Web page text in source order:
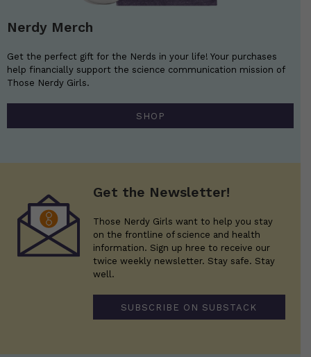
Nerdy Merch
Get the perfect gift for the Nerds in your life! Your purchases
help financially support the science communication mission of
Those Nerdy Girls.
SHOP
Get the Newsletter!
Those Nerdy Girls want to help you stay
on the frontline of science and health
information. Sign up hree to receive our
twice weekly newsletter. Stay safe. Stay
well.
SUBSCRIBE ON SUBSTACK